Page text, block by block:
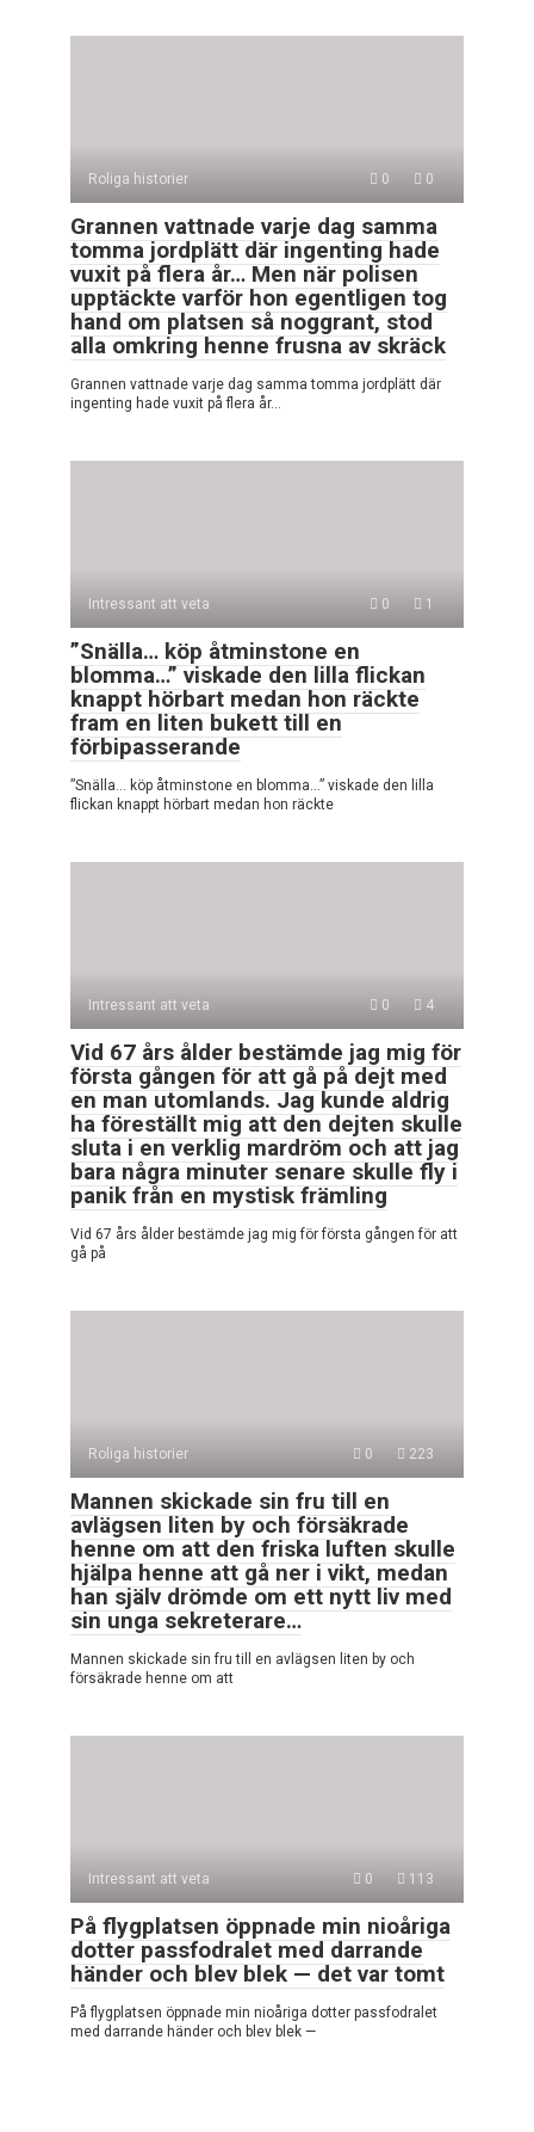
Roliga historier 0 0
Grannen vattnade varje dag samma
tomma jordplätt där ingenting hade
vuxit på flera år… Men när polisen
upptäckte varför hon egentligen tog
hand om platsen så noggrant, stod
alla omkring henne frusna av skräck
Grannen vattnade varje dag samma tomma jordplätt där
ingenting hade vuxit på flera år…
Intressant att veta 0 1
”Snälla… köp åtminstone en
blomma…” viskade den lilla flickan
knappt hörbart medan hon räckte
fram en liten bukett till en
förbipasserande
”Snälla… köp åtminstone en blomma…” viskade den lilla
flickan knappt hörbart medan hon räckte
Intressant att veta 0 4
Vid 67 års ålder bestämde jag mig för
första gången för att gå på dejt med
en man utomlands. Jag kunde aldrig
ha föreställt mig att den dejten skulle
sluta i en verklig mardröm och att jag
bara några minuter senare skulle fly i
panik från en mystisk främling
Vid 67 års ålder bestämde jag mig för första gången för att
gå på
Roliga historier 0 223
Mannen skickade sin fru till en
avlägsen liten by och försäkrade
henne om att den friska luften skulle
hjälpa henne att gå ner i vikt, medan
han själv drömde om ett nytt liv med
sin unga sekreterare…
Mannen skickade sin fru till en avlägsen liten by och
försäkrade henne om att
Intressant att veta 0 113
På flygplatsen öppnade min nioåriga
dotter passfodralet med darrande
händer och blev blek — det var tomt
På flygplatsen öppnade min nioåriga dotter passfodralet
med darrande händer och blev blek —